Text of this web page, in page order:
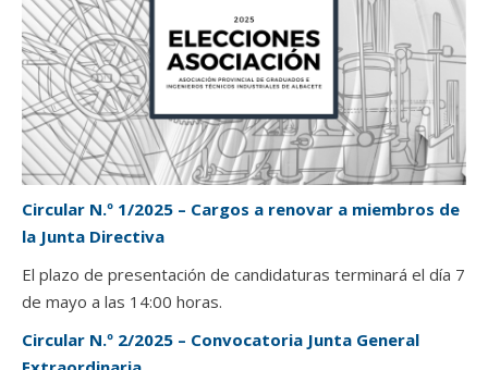
Circular N.º 1/2025 – Cargos a renovar a miembros de
la Junta Directiva
El plazo de presentación de candidaturas terminará el día 7
de mayo a las 14:00 horas.
Circular N.º 2/2025 – Convocatoria Junta General